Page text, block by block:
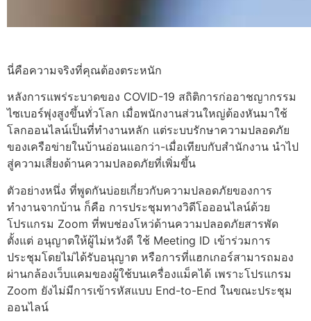
นี่คือความจริงที่คุณต้องตระหนัก
หลังการแพร่ระบาดของ COVID-19 สถิติการก่ออาชญากรรม
ไซเบอร์พุ่งสูงขึ้นทั่วโลก เมื่อพนักงานส่วนใหญ่ต้องหันมาใช้
โลกออนไลน์เป็นที่ทำงานหลัก แต่ระบบรักษาความปลอดภัย
ของเครือข่ายในบ้านอ่อนแอกว่า-เมื่อเทียบกับสำนักงาน นำไป
สู่ความเสี่ยงด้านความปลอดภัยที่เพิ่มขึ้น
ตัวอย่างหนึ่ง ที่พูดกันบ่อยเกี่ยวกับความปลอดภัยของการ
ทำงานจากบ้าน ก็คือ การประชุมทางวิดีโอออนไลน์ด้วย
โปรแกรม Zoom ที่พบช่องโหว่ด้านความปลอดภัยสารพัด
ตั้งแต่ อนุญาตให้ผู้ไม่หวังดี ใช้ Meeting ID เข้าร่วมการ
ประชุมโดยไม่ได้รับอนุญาต หรือการที่แฮกเกอร์สามารถมอง
ผ่านกล้องเว็บแคมของผู้ใช้บนเครื่องแม็คได้ เพราะโปรแกรม
Zoom ยังไม่มีการเข้ารหัสแบบ End-to-End ในขณะประชุม
ออนไลน์